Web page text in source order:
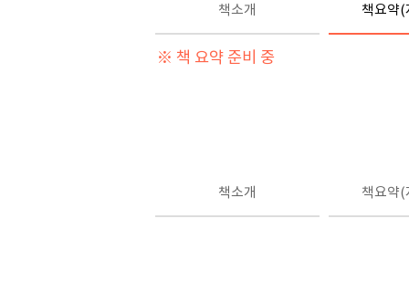
책소개 책요약(
※ 책 요약 준비 중
책소개 책요약(